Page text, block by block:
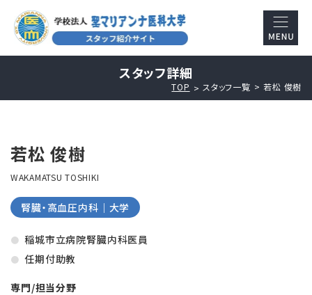
スタッフ詳細
TOP スタッフ一覧 若松 俊樹
若松 俊樹
WAKAMATSU TOSHIKI
腎臓・高血圧内科｜大学
稲城市立病院腎臓内科医員
任期付助教
専門/担当分野